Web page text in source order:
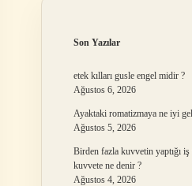
Son Yazılar
etek kılları gusle engel midir ?
Ağustos 6, 2026
Ayaktaki romatizmaya ne iyi
Ağustos 5, 2026
Birden fazla kuvvetin yaptığı iş
kuvvete ne denir ?
Ağustos 4, 2026